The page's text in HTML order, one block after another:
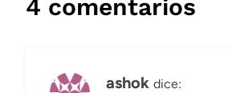
4 comentarios
ashok dice: